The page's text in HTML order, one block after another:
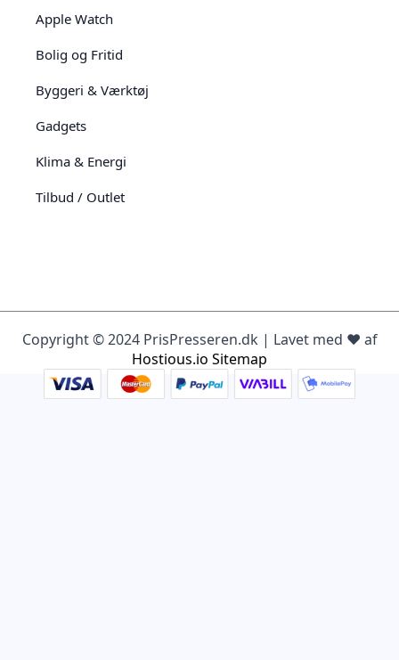
Apple Watch
Bolig og Fritid
Byggeri & Værktøj
Gadgets
Klima & Energi
Tilbud / Outlet
Copyright © 2024 PrisPresseren.dk | Lavet med ♥️ af
Hostious.io Sitemap